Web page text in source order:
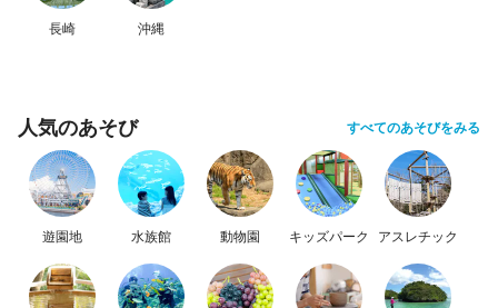
長崎 沖縄
人気のあそび すべてのあそびをみる
遊園地 水族館 動物園 キッズパーク アスレチック